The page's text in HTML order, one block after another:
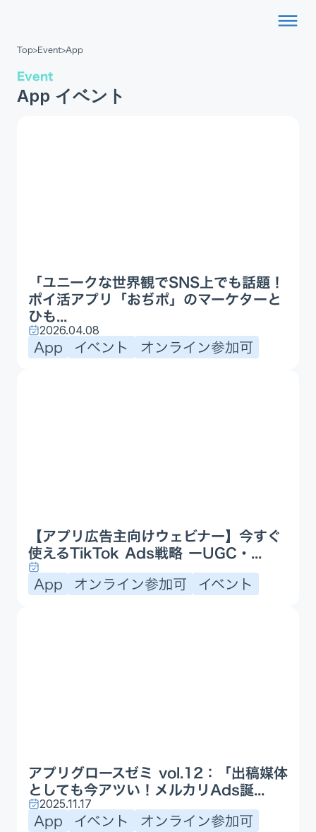
dehaze
Top>Event>App
Event
App イベント
「ユニークな世界観でSNS上でも話題！
ポイ活アプリ「おぢポ」のマーケターと
ひも...
2026.04.08
App イベント オンライン参加可
【アプリ広告主向けウェビナー】今すぐ
使えるTikTok Ads戦略 ーUGC・...
App オンライン参加可 イベント
アプリグロースゼミ vol.12：「出稿媒体
としても今アツい！メルカリAds誕...
2025.11.17
App イベント オンライン参加可